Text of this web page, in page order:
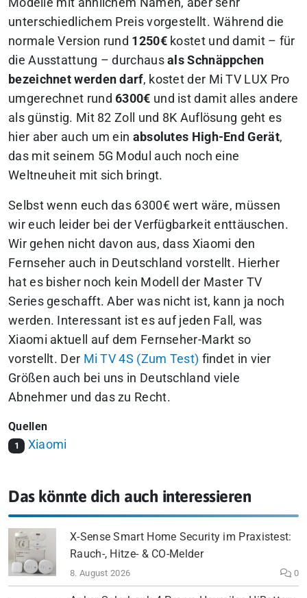
Modelle mit ähnlichem Namen, aber sehr
unterschiedlichem Preis vorgestellt. Während die
normale Version rund 1250€kostet und damit – für
die Ausstattung – durchausals Schnäppchen
bezeichnet werden darf, kostet der Mi TV LUX Pro
umgerechnet rund6300€ und ist damit alles andere
als günstig. Mit 82 Zoll und 8K Auflösung geht es
hier aber auch um ein absolutes High-End Gerät,
das mit seinem 5G Modul auch noch eine
Weltneuheit mit sich bringt.
Selbst wenn euch das 6300€ wert wäre, müssen
wir euch leider bei der Verfügbarkeit enttäuschen.
Wir gehen nicht davon aus, dass Xiaomi den
Fernseher auch in Deutschland vorstellt. Hierher
hat es bisher noch kein Modell der Master TV
Series geschafft. Aber was nicht ist, kann ja noch
werden. Interessant ist es auf jeden Fall, was
Xiaomi aktuell auf dem Fernseher-Markt so
vorstellt. Der Mi TV 4S (Zum Test) findet in vier
Größen auch bei uns in Deutschland viele
Abnehmer und das zu Recht.
Quellen
1 Xiaomi
Das könnte dich auch interessieren
X-Sense Smart Home Security im Praxistest:
Rauch-, Hitze- & CO-Melder
8. August 2026 0